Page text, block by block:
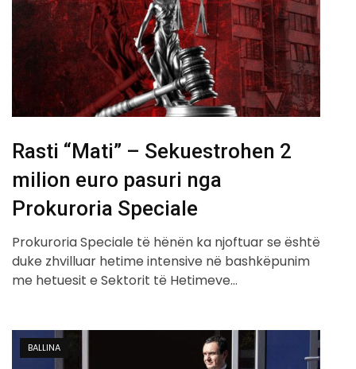
Rasti “Mati” – Sekuestrohen 2
milion euro pasuri nga
Prokuroria Speciale
Prokuroria Speciale të hënën ka njoftuar se është
duke zhvilluar hetime intensive në bashkëpunim
me hetuesit e Sektorit të Hetimeve…
BALLINA